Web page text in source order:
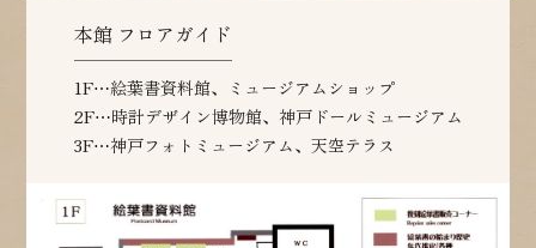
本館 フロアガイド
1F⋯絵葉書資料館、ミュージアムショップ
2F⋯時計デザイン博物館、神戸ドールミュージアム
3F⋯神戸フォトミュージアム、天空テラス